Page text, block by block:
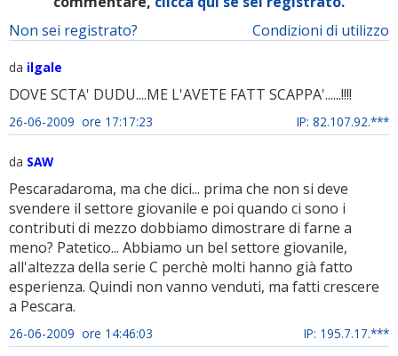
Condizioni di utilizzo
Non sei registrato?
da ilgale
DOVE SCTA' DUDU....ME L'AVETE FATT SCAPPA'......!!!!
26-06-2009 ore 17:17:23 IP: 82.107.92.***
da SAW
Pescaradaroma, ma che dici... prima che non si deve
svendere il settore giovanile e poi quando ci sono i
contributi di mezzo dobbiamo dimostrare di farne a
meno? Patetico... Abbiamo un bel settore giovanile,
all'altezza della serie C perchè molti hanno già fatto
esperienza. Quindi non vanno venduti, ma fatti crescere
a Pescara.
26-06-2009 ore 14:46:03 IP: 195.7.17.***